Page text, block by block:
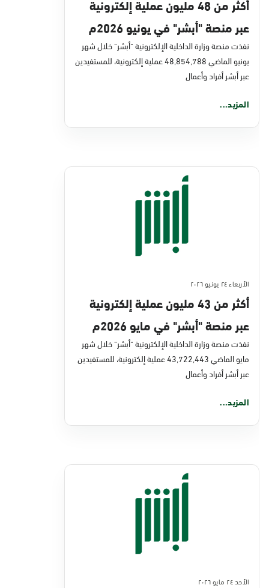
عبر منصة "أبشر" في يونيو 2026م
نفذت منصة وزارة الداخلية الإلكترونية "أبشر" خلال شهر
يونيو الماضي 48,854,788 عملية إلكترونية، للمستفيدين
عبر أبشر أفراد وأعمال
المزيد...
الأربعاء ٢٤ يونيو ٢٠٢٦
أكثر من 43 مليون عملية إلكترونية
عبر منصة "أبشر" في مايو 2026م
نفذت منصة وزارة الداخلية الإلكترونية "أبشر" خلال شهر
مايو الماضي 43,722,443 عملية إلكترونية، للمستفيدين
عبر أبشر أفراد وأعمال
المزيد...
الأحد ٢٤ مايو ٢٠٢٦